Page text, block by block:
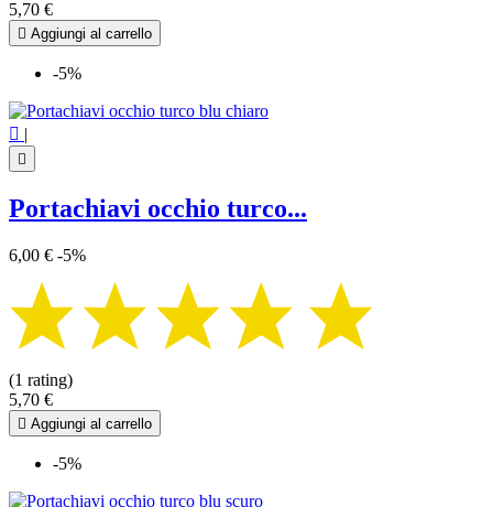
5,70 €
 Aggiungi al carrello
-5%
 |

Portachiavi occhio turco...
6,00 € -5%
(1 rating)
5,70 €
 Aggiungi al carrello
-5%